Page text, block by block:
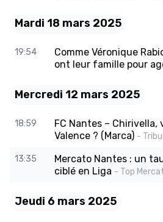
Mardi 18 mars 2025
19:54
Comme Véronique
ont leur famille pour
Mercredi 12 mars 2025
18:59
FC Nantes – Chirivella,
Valence ? (Marca) -
13:35
Mercato Nantes : un
ciblé en Liga - Top
Jeudi 6 mars 2025